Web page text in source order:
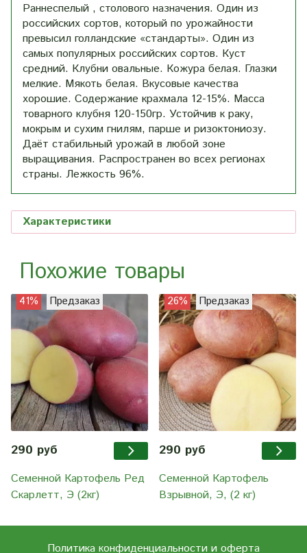
Раннеспелый , столового назначения. Один из
российских сортов, который по урожайности
превысил голландские «стандарты». Один из
самых популярных российских сортов. Куст
средний. Клубни овальные. Кожура белая. Глазки
мелкие. Мякоть белая. Вкусовые качества
хорошие. Содержание крахмала 12-15%. Масса
товарного клубня 120-150гр. Устойчив к раку,
мокрым и сухим гнилям, парше и ризоктониозу.
Даёт стабильный урожай в любой зоне
выращивания. Распространен во всех регионах
страны. Лежкость 96%.
Характеристики
Похожие товары
41% Предзаказ
290 руб
Семенной Картофель Ред
Скарлетт, Э (2кг)
26% Предзаказ
290 руб
Семенной Картофель
Взрывной, Э, (2 кг)
Политика конфиденциальности и оферта